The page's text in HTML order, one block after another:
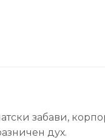
забави,
дух.